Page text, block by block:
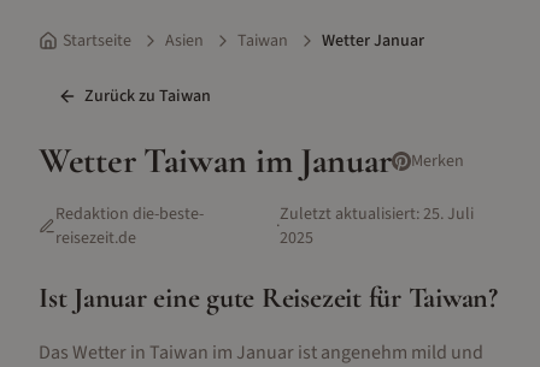
Startseite Asien Taiwan Wetter Januar
Zurück zu Taiwan
WetterTaiwan imJanuar Merken
Redaktion die-beste-
reisezeit.de
·Zuletzt aktualisiert:25. Juli
2025
Ist Januareine gute Reisezeit für Taiwan?
Das Wetter in Taiwan im Januar ist angenehm mild und